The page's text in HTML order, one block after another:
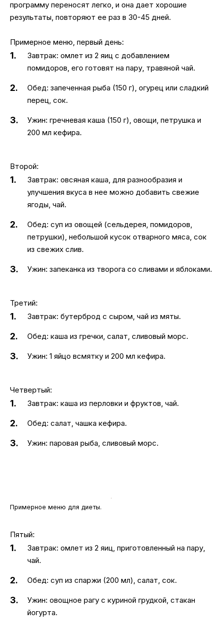
программу переносят легко, и она дает хорошие
результаты, повторяют ее раз в 30-45 дней.
Примерное меню, первый день:
Завтрак: омлет из 2 яиц с добавлением
помидоров, его готовят на пару, травяной чай.
Обед: запеченная рыба (150 г), огурец или сладкий
перец, сок.
Ужин: гречневая каша (150 г), овощи, петрушка и
200 мл кефира.
Второй:
Завтрак: овсяная каша, для разнообразия и
улучшения вкуса в нее можно добавить свежие
ягоды, чай.
Обед: суп из овощей (сельдерея, помидоров,
петрушки), небольшой кусок отварного мяса, сок
из свежих слив.
Ужин: запеканка из творога со сливами и яблоками.
Третий:
Завтрак: бутерброд с сыром, чай из мяты.
Обед: каша из гречки, салат, сливовый морс.
Ужин: 1 яйцо всмятку и 200 мл кефира.
Четвертый:
Завтрак: каша из перловки и фруктов, чай.
Обед: салат, чашка кефира.
Ужин: паровая рыба, сливовый морс.
Примерное меню для диеты.
Пятый:
Завтрак: омлет из 2 яиц, приготовленный на пару,
чай.
Обед: суп из спаржи (200 мл), салат, сок.
Ужин: овощное рагу с куриной грудкой, стакан
йогурта.